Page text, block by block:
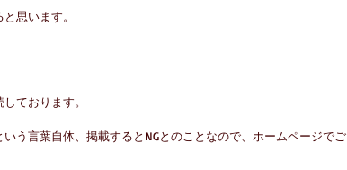
思います。
ております。
う言葉自体、掲載するとNGとのことなので、ホームページでご